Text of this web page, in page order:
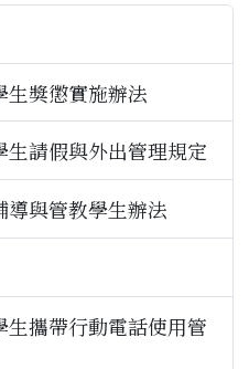
生獎懲實施辦法
請假與外出管理規定
與管教學生辦法
攜帶行動電話使用管